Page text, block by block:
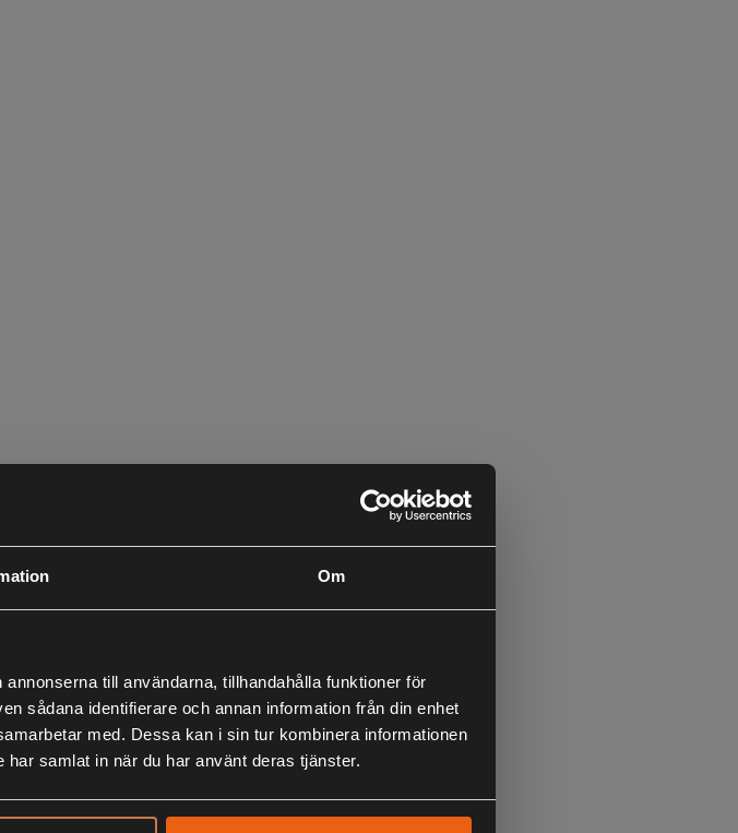
Om
till användarna, tillhandahålla funktioner för
sådana identifierare och annan information från din enhet
med. Dessa kan i sin tur kombinera informationen
samlat in när du har använt deras tjänster.